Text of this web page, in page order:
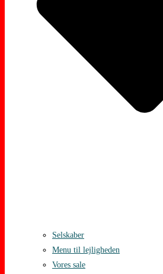
Selskaber
Menu til lejligheden
Vores sale